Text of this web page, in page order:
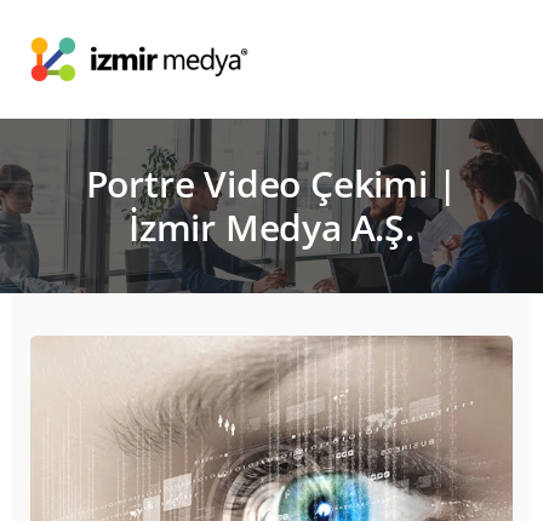
Portre Video Çekimi |
İzmir Medya A.Ş.